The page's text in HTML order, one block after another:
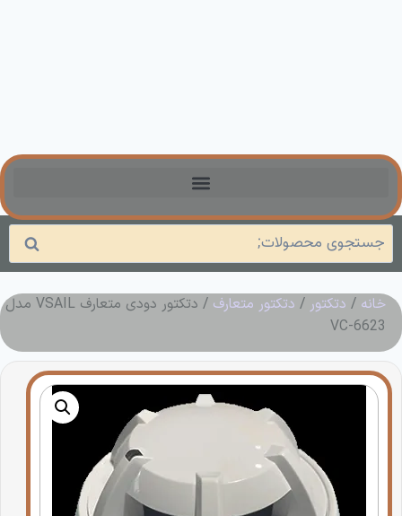
جستجو
خانه / دتکتور / دتکتور متعارف
/ دتکتور دودی متعارف VSAIL مدل
VC-6623